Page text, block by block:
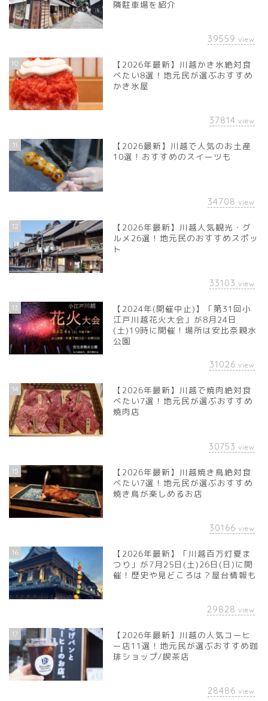
隣駐車場を紹介
39559 view
10
【2026年最新】川越かき氷絶対食
べたい8選！地元民が選ぶおすすめ
かき氷屋
37814 view
11
【2026最新】川越で人気のお土産
10選！おすすめのスイーツも
34708 view
12
【2026年最新】川越人気観光・グ
ルメ26選！地元民のおすすめスポッ
ト
33103 view
13
【2024年(開催中止)】「第31回小
江戸川越花火大会」が8月24日
(土)19時に開催！場所は安比奈親水
公園
31026 view
14
【2026年最新】川越で焼肉絶対食
べたい7選！地元民が選ぶおすすめ
焼肉店
30753 view
15
【2026年最新】川越焼き鳥絶対食
べたい7選！地元民が選ぶおすすめ
焼き鳥が楽しめるお店
30166 view
16
【2026年最新】「川越百万灯夏ま
つり」が7月25日(土)26日(日)に開
催！歴史や見どころは？屋台情報も
29828 view
17
【2026年最新】川越の人気コーヒ
ー店11選！地元民が選ぶおすすめ珈
琲ショップ/喫茶店
28486 view